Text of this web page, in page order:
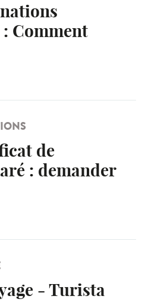
Comment
de
: demander
- Turista